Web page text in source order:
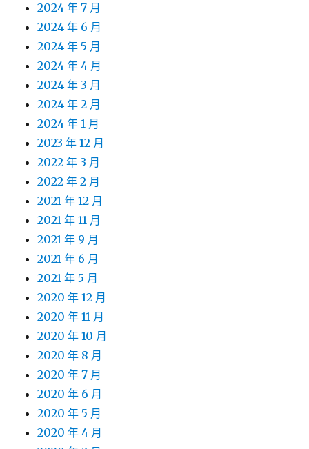
2024 年 7 月
2024 年 6 月
2024 年 5 月
2024 年 4 月
2024 年 3 月
2024 年 2 月
2024 年 1 月
2023 年 12 月
2022 年 3 月
2022 年 2 月
2021 年 12 月
2021 年 11 月
2021 年 9 月
2021 年 6 月
2021 年 5 月
2020 年 12 月
2020 年 11 月
2020 年 10 月
2020 年 8 月
2020 年 7 月
2020 年 6 月
2020 年 5 月
2020 年 4 月